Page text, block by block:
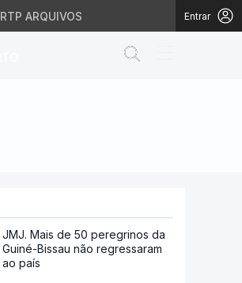
RTP ARQUIVOS Entrar
JMJ. Mais de 50 peregrinos da
Guiné-Bissau não regressaram
ao país